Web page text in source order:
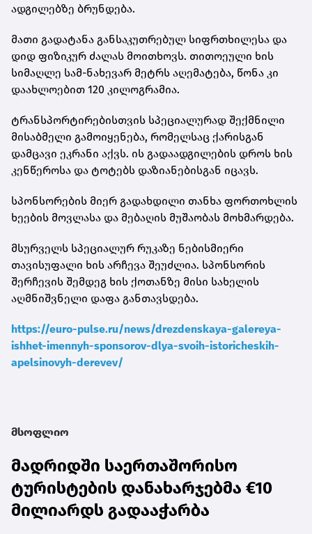
ადგილებზე ბრუნდება.
მათი გადატანა განსაკუთრებულ სიფრთხილესა და
დიდ ფიზიკურ ძალას მოითხოვს. თითოეული ხის
სიმაღლე სამ-ნახევარ მეტრს აღემატება, წონა კი
დაახლოებით 120 კილოგრამია.
ტრანსპორტირებისთვის სპეციალურად შექმნილი
მისაბმელი გამოიყენება, რომელსაც ქარისგან
დამცავი ეკრანი აქვს. ის გადაადგილების დროს ხის
კენწეროსა და ტოტებს დაზიანებისგან იცავს.
სპონსორების მიერ გადახდილი თანხა ფორთოხლის
ხეების მოვლასა და მებაღის მუშაობას მოხმარდება.
მსურველს სპეციალურ რუკაზე ნებისმიერი
თავისუფალი ხის არჩევა შეუძლია. სპონსორის
შერჩევის შემდეგ ხის ქოთანზე მისი სახელის
აღმნიშვნელი დაფა განთავსდება.
https://euro-pulse.ru/news/drezdenskaya-galereya-
ishhet-imennyh-sponsorov-dlya-svoih-istoricheskih-
apelsinovyh-derevev/
მსოფლიო
მადრიდში საერთაშორისო
ტურისტების დანახარჯებმა €10
მილიარდს გადააჭარბა